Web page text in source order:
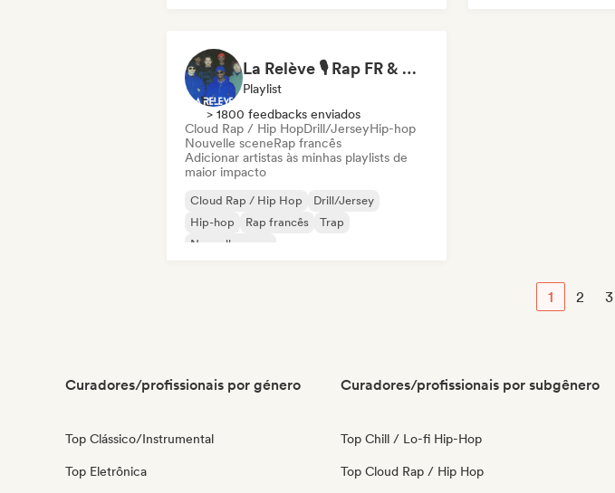
La Relève 🎙️ Rap FR & Nouvelle Scène Hip-Hop
Playlist
> 1800 feedbacks enviados
Cloud Rap / Hip HopDrill/JerseyHip-hop
Nouvelle sceneRap francês
Adicionar artistas às minhas playlists de
maior impacto
Cloud Rap / Hip Hop
Drill/Jersey
Hip-hop
Rap francês
Trap
Nouvelle scene
1 2 3
Curadores/profissionais por género
Top Clássico/Instrumental
Top Eletrônica
Curadores/profissionais por subgênero
Top Chill / Lo-fi Hip-Hop
Top Cloud Rap / Hip Hop